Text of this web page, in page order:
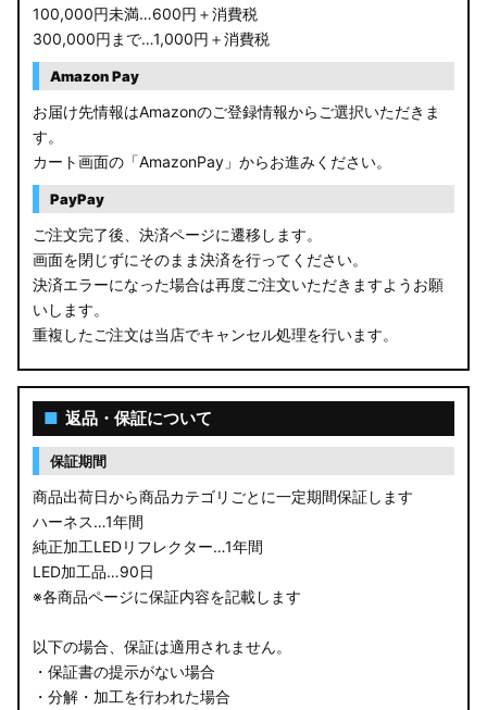
100,000円未満…600円＋消費税
300,000円まで…1,000円＋消費税
Amazon Pay
お届け先情報はAmazonのご登録情報からご選択いただきま
す。
カート画面の「AmazonPay」からお進みください。
PayPay
ご注文完了後、決済ページに遷移します。
画面を閉じずにそのまま決済を行ってください。
決済エラーになった場合は再度ご注文いただきますようお願
いします。
重複したご注文は当店でキャンセル処理を行います。
■ 返品・保証について
保証期間
商品出荷日から商品カテゴリごとに一定期間保証します
ハーネス…1年間
純正加工LEDリフレクター…1年間
LED加工品…90日
※各商品ページに保証内容を記載します
以下の場合、保証は適用されません。
・保証書の提示がない場合
・分解・加工を行われた場合